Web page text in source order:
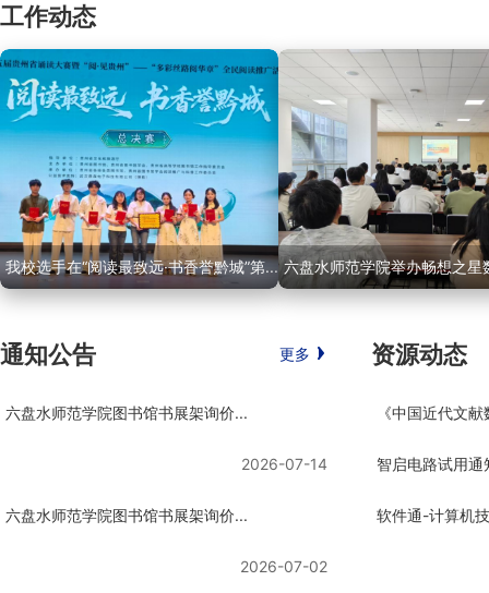
工作动态
我校选手在“阅读最致远·书香誉黔城”第... 六盘水师范学院举办畅想之星
通知公告 更多
六盘水师范学院图书馆书展架询价...
2026-07-14
六盘水师范学院图书馆书展架询价...
2026-07-02
资源动态
《中国近代文
智启电路试用通
软件通-计算机